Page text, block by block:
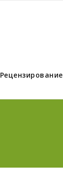
Рецензирование